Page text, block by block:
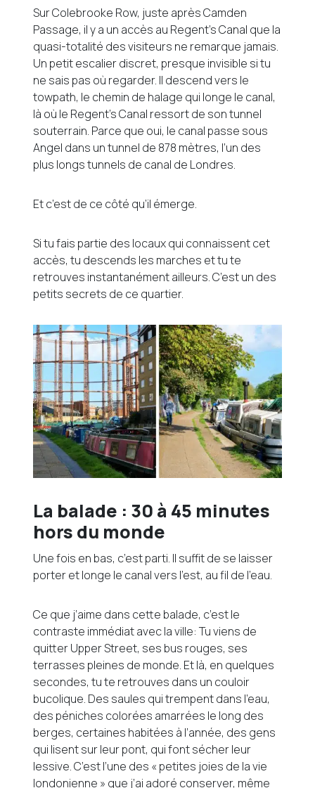
Sur Colebrooke Row, juste après Camden
Passage, il y a un accès au Regent’s Canal que la
quasi-totalité des visiteurs ne remarque jamais.
Un petit escalier discret, presque invisible si tu
ne sais pas où regarder. Il descend vers le
towpath, le chemin de halage qui longe le canal,
là où le Regent’s Canal ressort de son tunnel
souterrain. Parce que oui, le canal passe sous
Angel dans un tunnel de 878 mètres, l’un des
plus longs tunnels de canal de Londres.
Et c’est de ce côté qu’il émerge.
Si tu fais partie des locaux qui connaissent cet
accès, tu descends les marches et tu te
retrouves instantanément ailleurs. C’est un des
petits secrets de ce quartier.
La balade : 30 à 45 minutes
hors du monde
Une fois en bas, c’est parti. Il suffit de se laisser
porter et longe le canal vers l’est, au fil de l’eau.
Ce que j’aime dans cette balade, c’est le
contraste immédiat avec la ville: Tu viens de
quitter Upper Street, ses bus rouges, ses
terrasses pleines de monde. Et là, en quelques
secondes, tu te retrouves dans un couloir
bucolique. Des saules qui trempent dans l’eau,
des péniches colorées amarrées le long des
berges, certaines habitées à l’année, des gens
qui lisent sur leur pont, qui font sécher leur
lessive. C’est l’une des « petites joies de la vie
londonienne » que j’ai adoré conserver, même